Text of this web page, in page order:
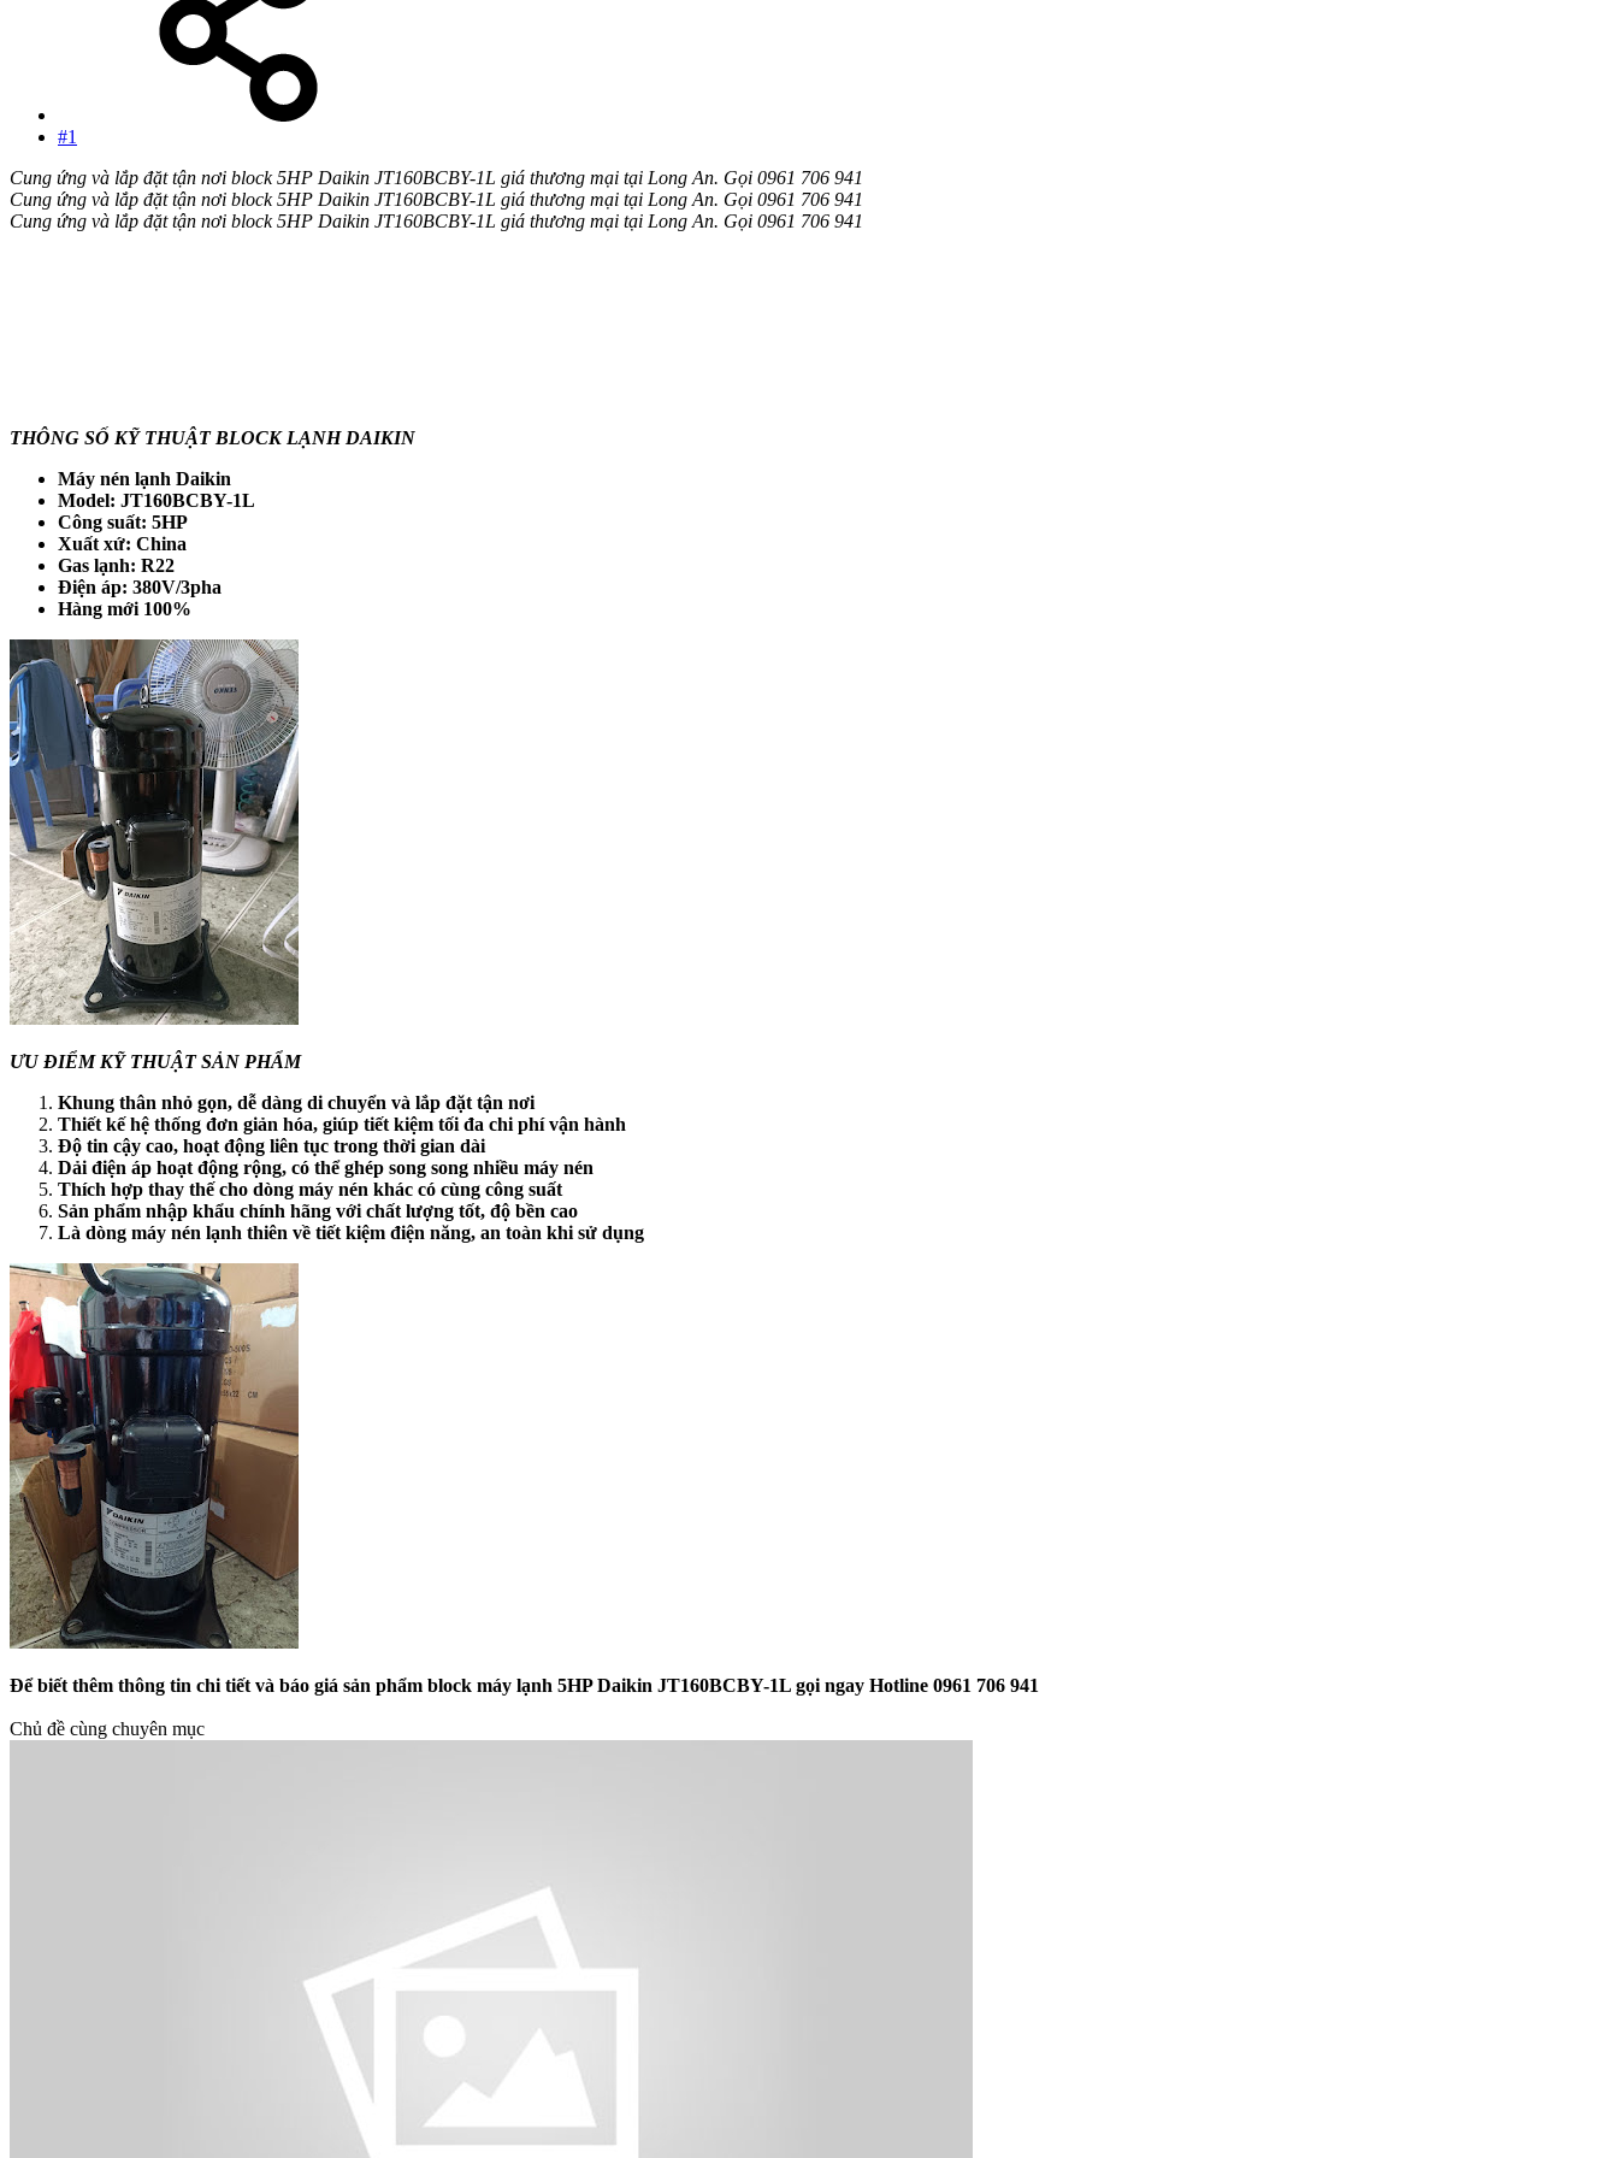
#1
Cung ứng và lắp đặt tận nơi block 5HP Daikin JT160BCBY-1L giá thương mại tại Long An. Gọi 0961 706 941
Cung ứng và lắp đặt tận nơi block 5HP Daikin JT160BCBY-1L giá thương mại tại Long An. Gọi 0961 706 941
Cung ứng và lắp đặt tận nơi block 5HP Daikin JT160BCBY-1L giá thương mại tại Long An. Gọi 0961 706 941
THÔNG SỐ KỸ THUẬT BLOCK LẠNH DAIKIN
Máy nén lạnh Daikin
Model: JT160BCBY-1L
Công suất: 5HP
Xuất xứ: China
Gas lạnh: R22
Điện áp: 380V/3pha
Hàng mới 100%
ƯU ĐIỂM KỸ THUẬT SẢN PHẨM
Khung thân nhỏ gọn, dễ dàng di chuyển và lắp đặt tận nơi
Thiết kế hệ thống đơn giản hóa, giúp tiết kiệm tối đa chi phí vận hành
Độ tin cậy cao, hoạt động liên tục trong thời gian dài
Dải điện áp hoạt động rộng, có thể ghép song song nhiều máy nén
Thích hợp thay thế cho dòng máy nén khác có cùng công suất
Sản phẩm nhập khẩu chính hãng với chất lượng tốt, độ bền cao
Là dòng máy nén lạnh thiên về tiết kiệm điện năng, an toàn khi sử dụng
Để biết thêm thông tin chi tiết và báo giá sản phẩm block máy lạnh 5HP Daikin JT160BCBY-1L gọi ngay Hotline 0961 706 941
Chủ đề cùng chuyên mục